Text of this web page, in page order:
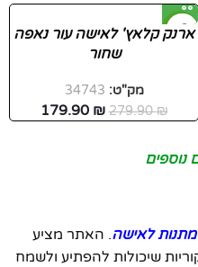
-36%
ארנק קלאץ' לאישה עור נאפה
שחור
מק"ט: 34743
279.90₪
179.90 ₪
נוספים
לאישה. האתר מציע
שיכולות להפתיע ולשמח